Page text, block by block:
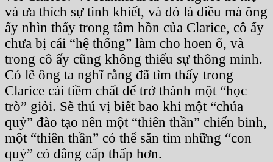
và ưa thích sự tinh khiết, và đó là điều mà ông
ấy nhìn thấy trong tâm hồn của Clarice, cô ấy
chưa bị cái “hệ thống” làm cho hoen ố, và
trong cô ấy cũng không thiếu sự thông minh.
Có lẽ ông ta nghĩ rằng đã tìm thấy trong
Clarice cái tiềm chất để trở thành một “học
trò” giỏi. Sẽ thú vị biết bao khi một “chúa
quỷ” đào tạo nên một “thiên thần” chiến binh,
một “thiên thần” có thể săn tìm những “con
quỷ” có đẳng cấp thấp hơn.